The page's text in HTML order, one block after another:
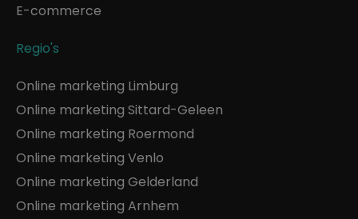
E-commerce
Regio's
Online marketing Limburg
Online marketing Sittard-Geleen
Online marketing Roermond
Online marketing Venlo
Online marketing Gelderland
Online marketing Arnhem